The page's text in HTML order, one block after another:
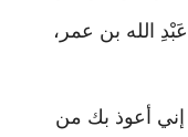
الله بن عمر،
أعوذ بك من